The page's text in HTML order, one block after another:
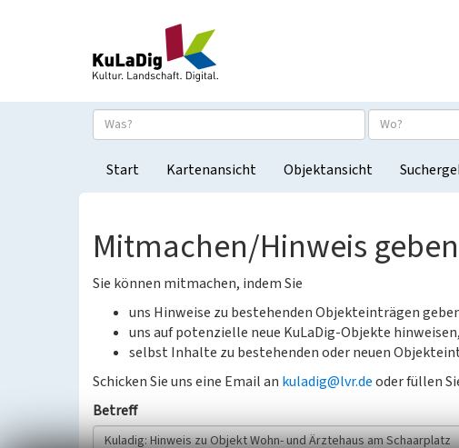
Start Kartenansicht Objektansicht
Mitmachen/Hinweis geben
Sie können mitmachen, indem Sie
uns Hinweise zu bestehenden Objekteinträgen
uns auf potenzielle neue KuLaDig-Objekte
selbst Inhalte zu bestehenden oder neuen
Schicken Sie uns eine Email an kuladig@lvr.deoder füllen
Betreff